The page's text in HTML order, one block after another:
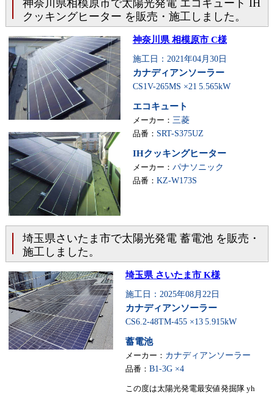
神奈川県相模原市で太陽光発電 エコキュート IH
クッキングヒーター を販売・施工しました。
神奈川県 相模原市 C様
施工日：2021年04月30日
カナディアンソーラー
CS1V-265MS ×21 5.565kW
エコキュート
メーカー： 三菱
品番： SRT-S375UZ
IHクッキングヒーター
メーカー： パナソニック
品番： KZ-W173S
埼玉県さいたま市で太陽光発電 蓄電池 を販売・
施工しました。
埼玉県 さいたま市 K様
施工日：2025年08月22日
カナディアンソーラー
CS6.2-48TM-455 ×13 5.915kW
蓄電池
メーカー： カナディアンソーラー
品番： B1-3G ×4
この度は太陽光発電最安値発掘隊 yh